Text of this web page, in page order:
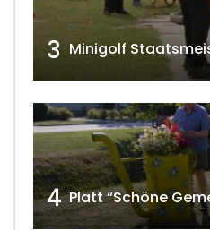
3
4 Platt “Schöne